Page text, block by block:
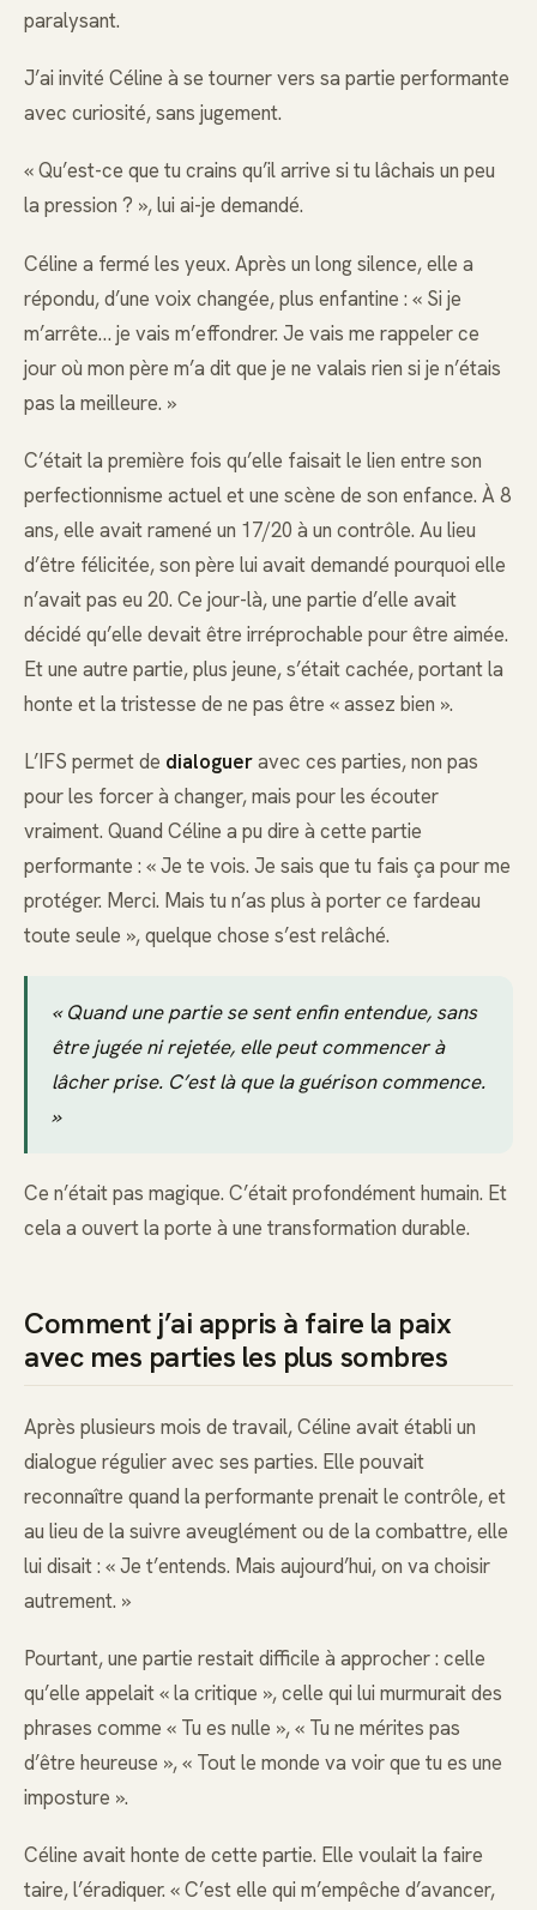
paralysant.
J’ai invité Céline à se tourner vers sa partie performante
avec curiosité, sans jugement.
« Qu’est-ce que tu crains qu’il arrive si tu lâchais un peu
la pression ? », lui ai-je demandé.
Céline a fermé les yeux. Après un long silence, elle a
répondu, d’une voix changée, plus enfantine : « Si je
m’arrête… je vais m’effondrer. Je vais me rappeler ce
jour où mon père m’a dit que je ne valais rien si je n’étais
pas la meilleure. »
C’était la première fois qu’elle faisait le lien entre son
perfectionnisme actuel et une scène de son enfance. À 8
ans, elle avait ramené un 17/20 à un contrôle. Au lieu
d’être félicitée, son père lui avait demandé pourquoi elle
n’avait pas eu 20. Ce jour-là, une partie d’elle avait
décidé qu’elle devait être irréprochable pour être aimée.
Et une autre partie, plus jeune, s’était cachée, portant la
honte et la tristesse de ne pas être « assez bien ».
L’IFS permet de dialogueravec ces parties, non pas
pour les forcer à changer, mais pour les écouter
vraiment. Quand Céline a pu dire à cette partie
performante : « Je te vois. Je sais que tu fais ça pour me
protéger. Merci. Mais tu n’as plus à porter ce fardeau
toute seule », quelque chose s’est relâché.
« Quand une partie se sent enfin entendue, sans
être jugée ni rejetée, elle peut commencer à
lâcher prise. C’est là que la guérison commence.
»
Ce n’était pas magique. C’était profondément humain. Et
cela a ouvert la porte à une transformation durable.
Comment j’ai appris à faire la paix
avec mes parties les plus sombres
Après plusieurs mois de travail, Céline avait établi un
dialogue régulier avec ses parties. Elle pouvait
reconnaître quand la performante prenait le contrôle, et
au lieu de la suivre aveuglément ou de la combattre, elle
lui disait : « Je t’entends. Mais aujourd’hui, on va choisir
autrement. »
Pourtant, une partie restait difficile à approcher : celle
qu’elle appelait « la critique », celle qui lui murmurait des
phrases comme « Tu es nulle », « Tu ne mérites pas
d’être heureuse », « Tout le monde va voir que tu es une
imposture ».
Céline avait honte de cette partie. Elle voulait la faire
taire, l’éradiquer. « C’est elle qui m’empêche d’avancer,